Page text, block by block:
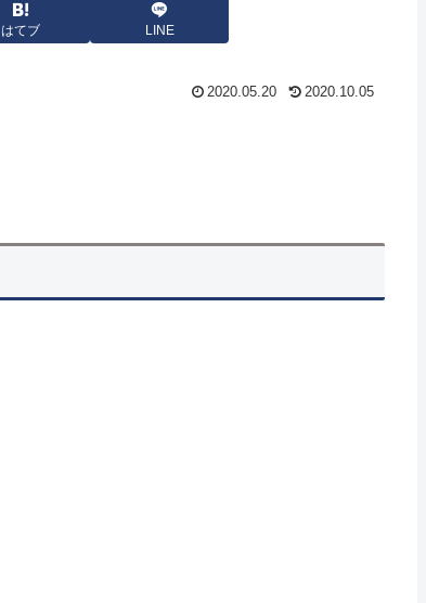
はてブ LINE
2020.05.20 2020.10.05